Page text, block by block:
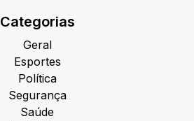
Categorias
Geral
Esportes
Política
Segurança
Saúde